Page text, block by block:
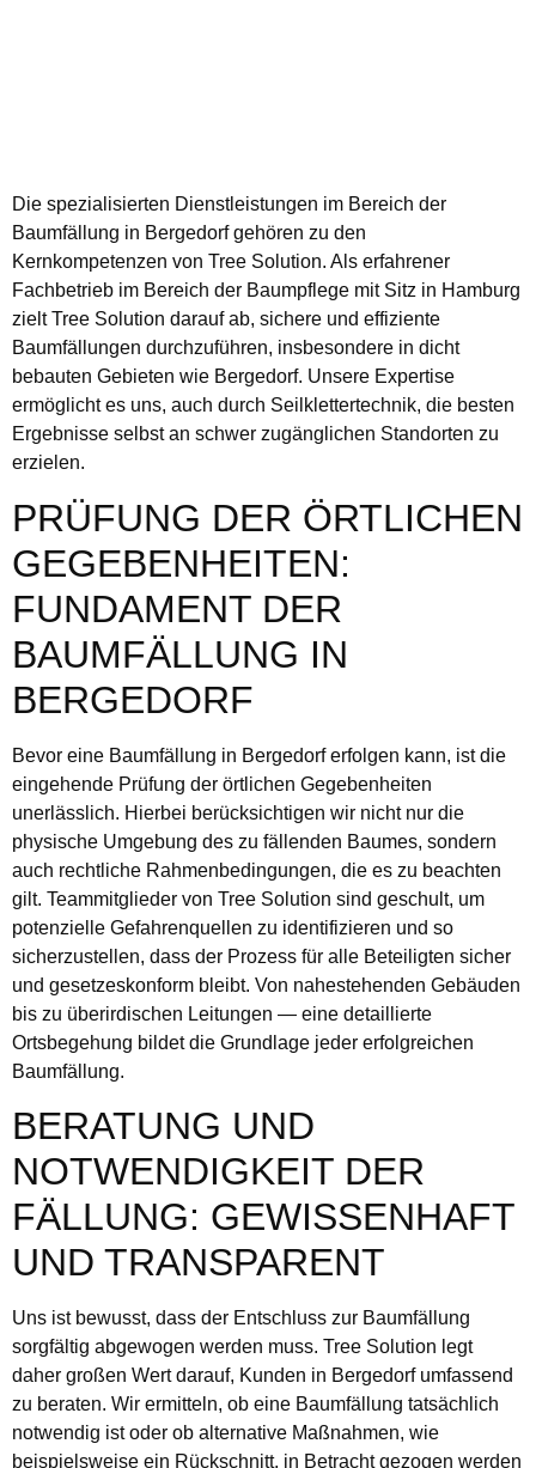
Die spezialisierten Dienstleistungen im Bereich der
Baumfällung in Bergedorf gehören zu den
Kernkompetenzen von Tree Solution. Als erfahrener
Fachbetrieb im Bereich der Baumpflege mit Sitz in Hamburg
zielt Tree Solution darauf ab, sichere und effiziente
Baumfällungen durchzuführen, insbesondere in dicht
bebauten Gebieten wie Bergedorf. Unsere Expertise
ermöglicht es uns, auch durch Seilklettertechnik, die besten
Ergebnisse selbst an schwer zugänglichen Standorten zu
erzielen.
PRÜFUNG DER ÖRTLICHEN
GEGEBENHEITEN:
FUNDAMENT DER
BAUMFÄLLUNG IN
BERGEDORF
Bevor eine Baumfällung in Bergedorf erfolgen kann, ist die
eingehende Prüfung der örtlichen Gegebenheiten
unerlässlich. Hierbei berücksichtigen wir nicht nur die
physische Umgebung des zu fällenden Baumes, sondern
auch rechtliche Rahmenbedingungen, die es zu beachten
gilt. Teammitglieder von Tree Solution sind geschult, um
potenzielle Gefahrenquellen zu identifizieren und so
sicherzustellen, dass der Prozess für alle Beteiligten sicher
und gesetzeskonform bleibt. Von nahestehenden Gebäuden
bis zu überirdischen Leitungen — eine detaillierte
Ortsbegehung bildet die Grundlage jeder erfolgreichen
Baumfällung.
BERATUNG UND
NOTWENDIGKEIT DER
FÄLLUNG: GEWISSENHAFT
UND TRANSPARENT
Uns ist bewusst, dass der Entschluss zur Baumfällung
sorgfältig abgewogen werden muss. Tree Solution legt
daher großen Wert darauf, Kunden in Bergedorf umfassend
zu beraten. Wir ermitteln, ob eine Baumfällung tatsächlich
notwendig ist oder ob alternative Maßnahmen, wie
beispielsweise ein Rückschnitt, in Betracht gezogen werden